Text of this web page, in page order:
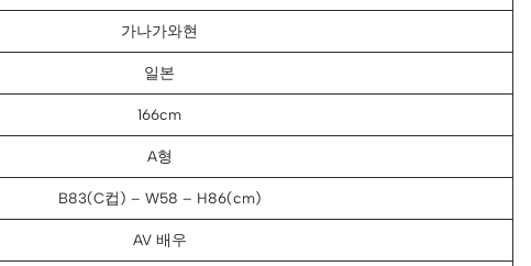
가나가와현
일본
166cm
A형
B83(C컵) – W58 – H86(cm)
AV 배우